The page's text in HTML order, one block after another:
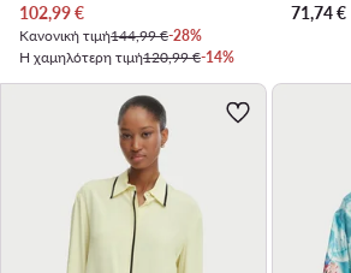
Τρέχουσα τιμή
102,99€
Κανονική τιμή144,99 €-28%
Η χαμηλότερη τιμή120,99 €-14%
71,74€